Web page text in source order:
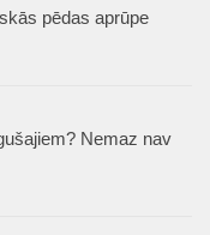
pēdas aprūpe
Nemaz nav